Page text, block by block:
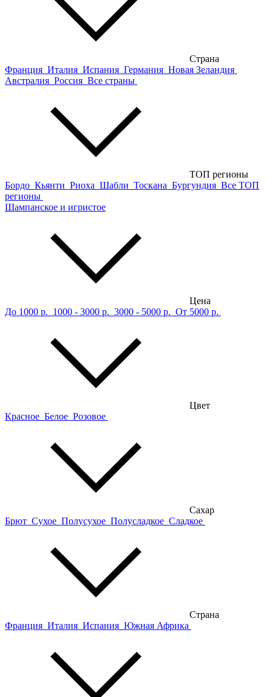
Страна
Франция Италия Испания Германия Новая Зеландия
Австралия Россия Все страны
ТОП регионы
Бордо Кьянти Риоха Шабли Тоскана Бургундия Все ТОП
регионы
Шампанское и игристое
Цена
До 1000 р. 1000 - 3000 р. 3000 - 5000 р. От 5000 р.
Цвет
Красное Белое Розовое
Сахар
Брют Сухое Полусухое Полусладкое Сладкое
Страна
Франция Италия Испания Южная Африка